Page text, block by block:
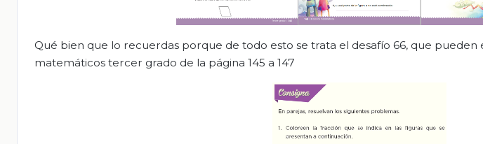
Qué bien que lo recuerdas porque de todo esto se trata el desafío 66, que
matemáticos tercer grado de la página 145 a 147